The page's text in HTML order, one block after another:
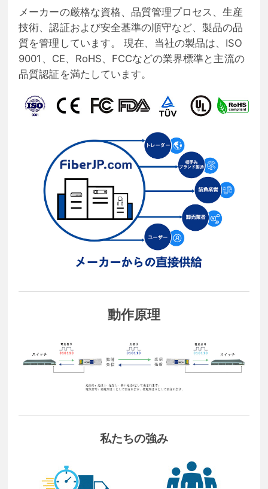
メーカーの厳格な資格、品質管理プロセス、生産
技術、認証および安全基準の順守など、製品の品
質を管理しています。 現在、当社の製品は、ISO
9001、CE、RoHS、FCCなどの業界標準と主流の
品質認証を満たしています。
動作原理
私たちの強み